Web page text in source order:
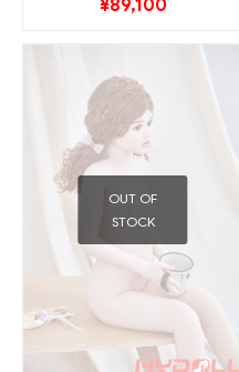
¥89,100
OUT OF
STOCK